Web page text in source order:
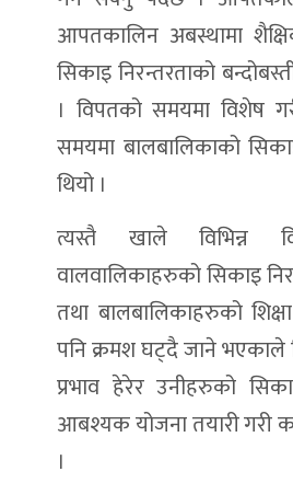
आपतकालिन अबस्थामा
सिकाइ निरन्तरताको
। विपतको समयमा विशेष
समयमा बालबालिकाको
थियो ।
त्यस्तै खाले विभिन्न
वालवालिकाहरुको सिकाइ
तथा बालबालिकाहरुको
पनि क्रमश घट्दै जाने भएकाले
प्रभाव हेरेर उनीहरुको
आबश्यक योजना तयारी गरी
।